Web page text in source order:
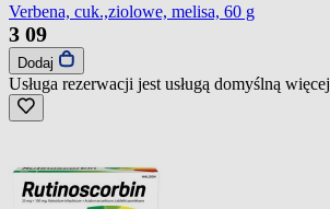
Verbena, cuk.,ziolowe, melisa, 60 g
3 09
Dodaj
Usługa rezerwacji jest usługą domyślną więcej